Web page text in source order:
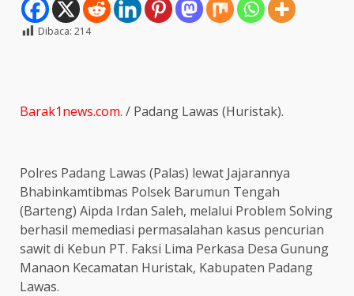
Dibaca: 214
Barak1news.com. / Padang Lawas (Huristak).
Polres Padang Lawas (Palas) lewat Jajarannya
Bhabinkamtibmas Polsek Barumun Tengah
(Barteng) Aipda Irdan Saleh, melalui Problem Solving
berhasil memediasi permasalahan kasus pencurian
sawit di Kebun PT. Faksi Lima Perkasa Desa Gunung
Manaon Kecamatan Huristak, Kabupaten Padang
Lawas.